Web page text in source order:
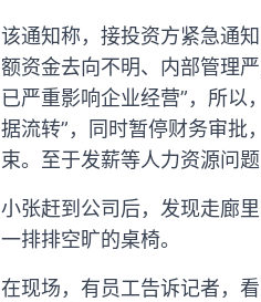
该通知称，接投资方紧急通
额资金去向不明、内部管理
已严重影响企业经营”，所以
据流转”，同时暂停财务审批
束。至于发薪等人力资源问
小张赶到公司后，发现走廊
一排排空旷的桌椅。
在现场，有员工告诉记者，